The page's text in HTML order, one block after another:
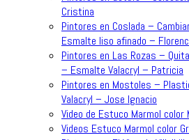
Cristina
Pintores en Coslada –
Esmalte liso afinado –
Pintores en Las Rozas –
– Esmalte Valacryl – Patricia
Pintores en Mostoles –
Valacryl – Jose Ignacio
Video de Estuco Marmol
Videos Estuco Marmol color